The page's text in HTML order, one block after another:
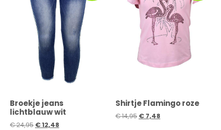
Broekje jeans
lichtblauw wit
€24,95 €12,48
Shirtje Flamingo roze
€14,95 € 7,48